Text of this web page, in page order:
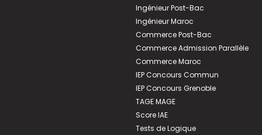
Ingénieur Post-Bac
Ingénieur Maroc
Commerce Post-Bac
Commerce Admission Parallèle
Commerce Maroc
IEP Concours Commun
IEP Concours Grenoble
TAGE MAGE
Score IAE
Tests de Logique